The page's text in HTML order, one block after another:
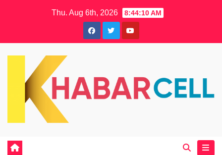
Thu. Aug 6th, 2026 8:44:11 AM